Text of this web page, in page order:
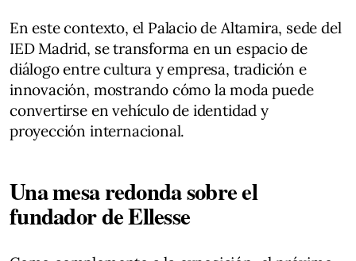
En este contexto, el Palacio de Altamira, sede del
IED Madrid, se transforma en un espacio de
diálogo entre cultura y empresa, tradición e
innovación, mostrando cómo la moda puede
convertirse en vehículo de identidad y
proyección internacional.
Una mesa redonda sobre el
fundador de Ellesse